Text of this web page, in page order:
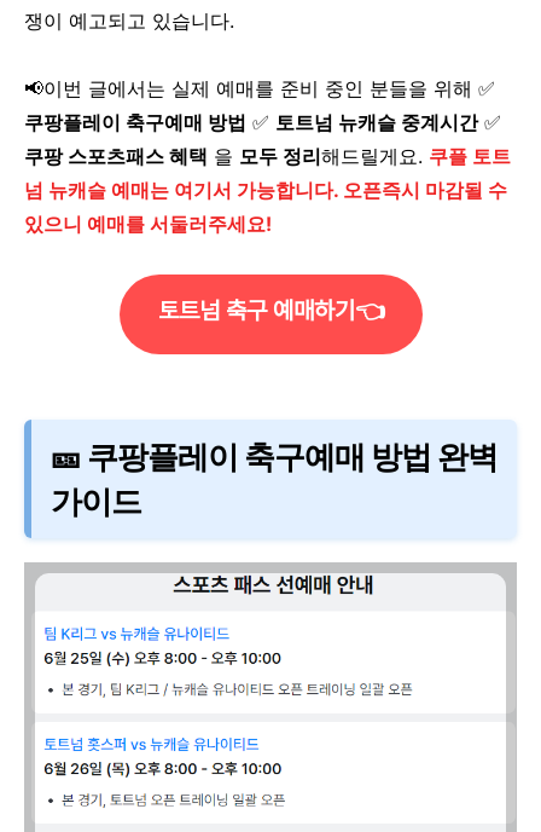
쟁이 예고되고 있습니다.
📢이번 글에서는 실제 예매를 준비 중인 분들을 위해 ✅
쿠팡플레이 축구예매 방법 ✅ 토트넘 뉴캐슬 중계시간✅
쿠팡 스포츠패스 혜택 을 모두 정리해드릴게요. 쿠플 토트
넘 뉴캐슬 예매는 여기서 가능합니다. 오픈즉시 마감될 수
있으니 예매를 서둘러주세요!
토트넘 축구 예매하기👈
🎫 쿠팡플레이 축구예매 방법 완벽
가이드